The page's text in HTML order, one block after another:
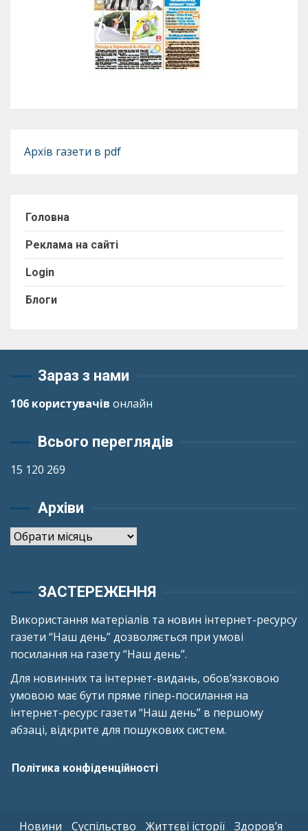
Архів газети в pdf
Головна
Реклама на сайті
Login
Блоги
Зараз з нами
106 користувачів онлайн
Всього переглядів
15 120 269
Архіви
Архіви
ЗАСТЕРЕЖЕННЯ
Використання матеріалів та новин інтернет-ресурсу
газети “Наш день” дозволяється при умові
посилання на газету “Наш день”.
Для новинних та інтернет-видань, обов’язковою
умовою має бути пряме гіпер-посилання на
інтернет-ресурс газети “Наш день” в першому
абзаці, відкрите для пошукових систем.
Політика конфіденційності
Новини Суспільство Життєві історії Здоров’я